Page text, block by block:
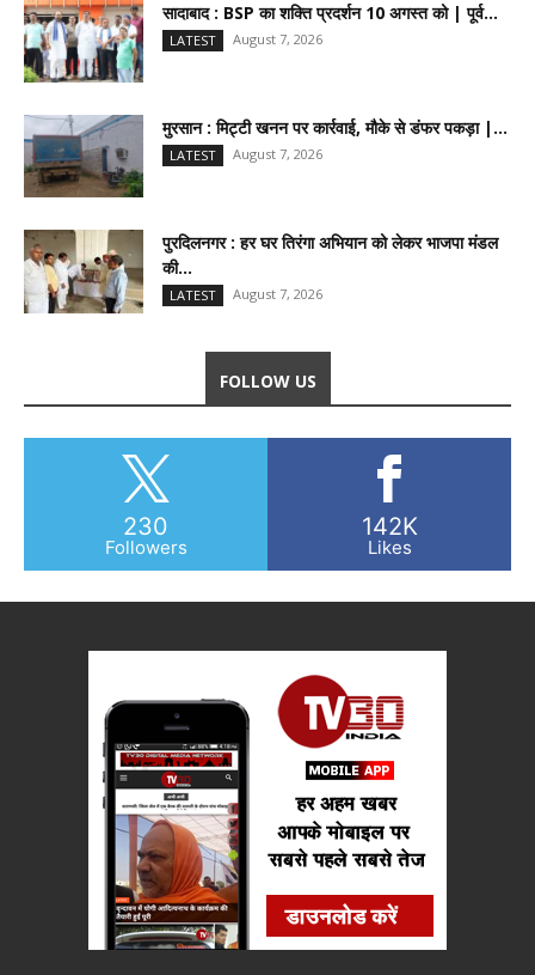
सादाबाद : BSP का शक्ति प्रदर्शन 10 अगस्त को | पूर्व...
LATEST August 7, 2026
मुरसान : मिट्टी खनन पर कार्रवाई, मौके से डंफर पकड़ा |...
LATEST August 7, 2026
पुरदिलनगर : हर घर तिरंगा अभियान को लेकर भाजपा मंडल
की...
LATEST August 7, 2026
FOLLOW US
230
Followers
142K
Likes